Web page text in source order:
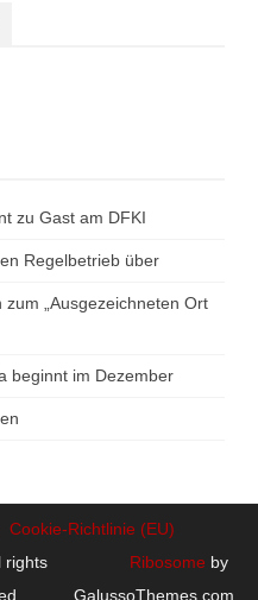
zu Gast am DFKI
Regelbetrieb über
„Ausgezeichneten Ort
beginnt im Dezember
Cookie-Richtlinie (EU)
rights
Ribosome by
GalussoThemes.com